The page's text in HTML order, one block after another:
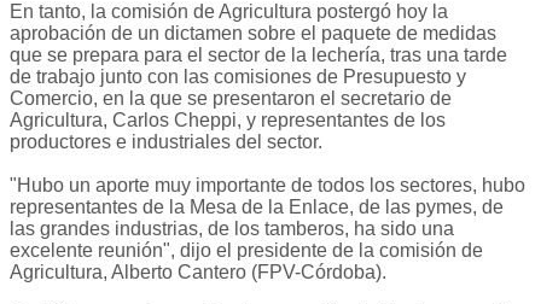
En tanto, la comisión de Agricultura postergó hoy la
aprobación de un dictamen sobre el paquete de medidas
que se prepara para el sector de la lechería, tras una tarde
de trabajo junto con las comisiones de Presupuesto y
Comercio, en la que se presentaron el secretario de
Agricultura, Carlos Cheppi, y representantes de los
productores e industriales del sector.
"Hubo un aporte muy importante de todos los sectores, hubo
representantes de la Mesa de la Enlace, de las pymes, de
las grandes industrias, de los tamberos, ha sido una
excelente reunión", dijo el presidente de la comisión de
Agricultura, Alberto Cantero (FPV-Córdoba).